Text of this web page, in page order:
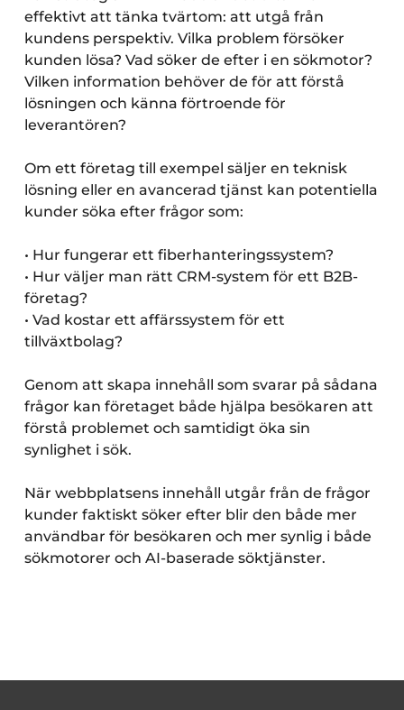
effektivt att tänka tvärtom: att utgå från
kundens perspektiv. Vilka problem försöker
kunden lösa? Vad söker de efter i en sökmotor?
Vilken information behöver de för att förstå
lösningen och känna förtroende för
leverantören?
Om ett företag till exempel säljer en teknisk
lösning eller en avancerad tjänst kan potentiella
kunder söka efter frågor som:
• Hur fungerar ett fiberhanteringssystem?
• Hur väljer man rätt CRM-system för ett B2B-
företag?
• Vad kostar ett affärssystem för ett
tillväxtbolag?
Genom att skapa innehåll som svarar på sådana
frågor kan företaget både hjälpa besökaren att
förstå problemet och samtidigt öka sin
synlighet i sök.
När webbplatsens innehåll utgår från de frågor
kunder faktiskt söker efter blir den både mer
användbar för besökaren och mer synlig i både
sökmotorer och AI-baserade söktjänster.